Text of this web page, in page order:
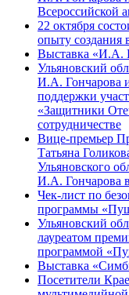
Всероссийской
22 октября
опыту создания
Выставка «И.А.
Ульяновский
И.А. Гончарова
поддержки
«Защитники
сотрудничестве
Вице-премьер
Татьяна
Ульяновского
И.А. Гончарова
Чек-лист по
программы
Ульяновский
лауреатом
программой
Выставка
Посетители